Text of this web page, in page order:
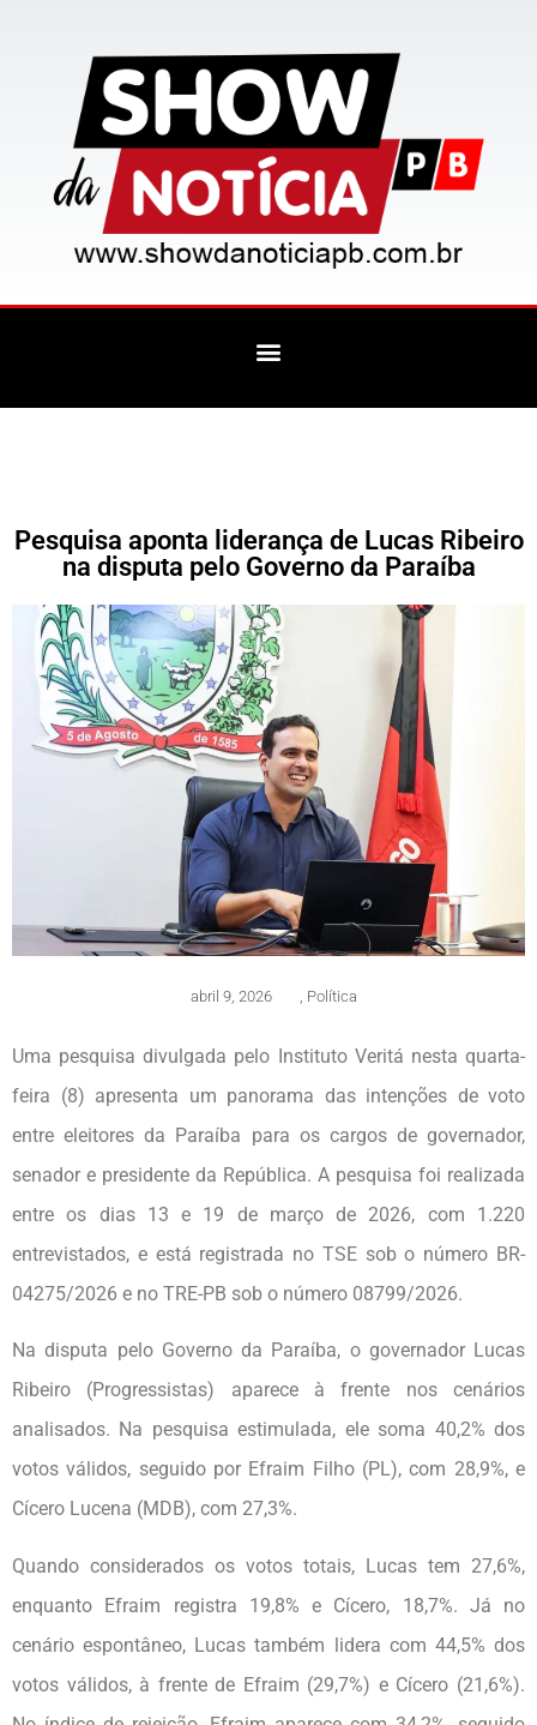
Pesquisa aponta liderança de Lucas Ribeiro
na disputa pelo Governo da Paraíba
abril 9, 2026 Política
Uma pesquisa divulgada pelo Instituto Veritá nesta quarta-
feira (8) apresenta um panorama das intenções de voto
entre eleitores da Paraíba para os cargos de governador,
senador e presidente da República. A pesquisa foi realizada
entre os dias 13 e 19 de março de 2026, com 1.220
entrevistados, e está registrada no TSE sob o número BR-
04275/2026 e no TRE-PB sob o número 08799/2026.
Na disputa pelo Governo da Paraíba, o governador Lucas
Ribeiro (Progressistas) aparece à frente nos cenários
analisados. Na pesquisa estimulada, ele soma 40,2% dos
votos válidos, seguido por Efraim Filho (PL), com 28,9%, e
Cícero Lucena (MDB), com 27,3%.
Quando considerados os votos totais, Lucas tem 27,6%,
enquanto Efraim registra 19,8% e Cícero, 18,7%. Já no
cenário espontâneo, Lucas também lidera com 44,5% dos
votos válidos, à frente de Efraim (29,7%) e Cícero (21,6%).